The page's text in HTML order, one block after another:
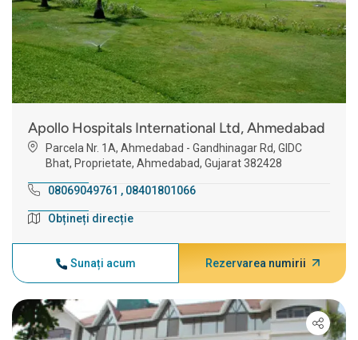
Apollo Hospitals International Ltd, Ahmedabad
Parcela Nr. 1A, Ahmedabad - Gandhinagar Rd, GIDC
Bhat, Proprietate, Ahmedabad, Gujarat 382428
08069049761 , 08401801066
Obțineți direcție
Sunați acum Rezervarea numirii